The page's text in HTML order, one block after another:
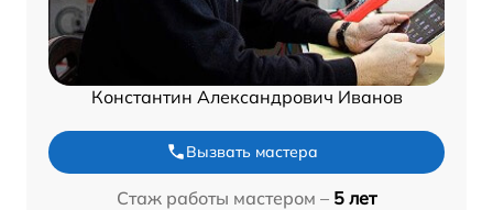
Константин Александрович Иванов
Вызвать мастера
Стаж работы мастером – 5 лет